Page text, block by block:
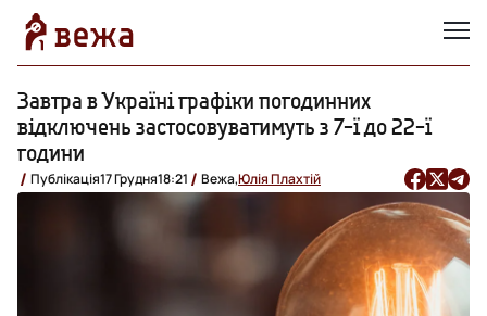
Завтра в Україні графіки погодинних
відключень застосовуватимуть з 7-ї до 22-ї
години
Публікація17 Грудня18:21 Вежа,Юлія Плахтій